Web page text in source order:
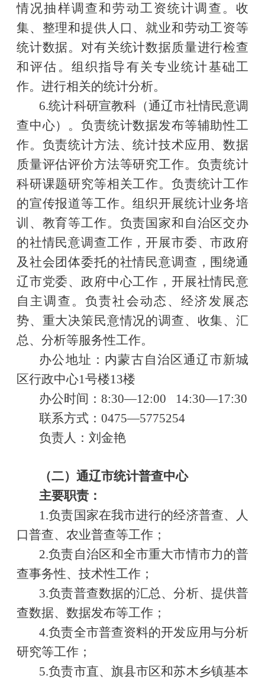
情况抽样调查和劳动工资统计调查。收
集、整理和提供人口、就业和劳动工资等
统计数据。对有关统计数据质量进行检查
和评估。组织指导有关专业统计基础工
作。进行相关的统计分析。
6.统计科研宣教科（通辽市社情民意调
查中心）。负责统计数据发布等辅助性工
作。负责统计方法、统计技术应用、数据
质量评估评价方法等研究工作。负责统计
科研课题研究等相关工作。负责统计工作
的宣传报道等工作。组织开展统计业务培
训、教育等工作。负责国家和自治区交办
的社情民意调查工作，开展市委、市政府
及社会团体委托的社情民意调查，围绕通
辽市党委、政府中心工作，开展社情民意
自主调查。负责社会动态、经济发展态
势、重大决策民意情况的调查、收集、汇
总、分析等服务性工作。
办公地址：内蒙古自治区通辽市新城
区行政中心1号楼13楼
办公时间：8:30—12:00 14:30—17:30
联系方式：0475—5775254
负责人：刘金艳
（二）通辽市统计普查中心
主要职责：
1.负责国家在我市进行的经济普查、人
口普查、农业普查等工作；
2.负责自治区和全市重大市情市力的普
查事务性、技术性工作；
3.负责普查数据的汇总、分析、提供普
查数据、数据发布等工作；
4.负责全市普查资料的开发应用与分析
研究等工作；
5.负责市直、旗县市区和苏木乡镇基本